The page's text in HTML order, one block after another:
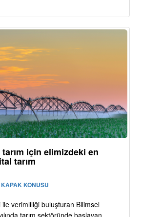
için elimizdeki en
tarım
KONUSU
ile verimliliği buluşturan Bilimsel
tarım sektöründe başlayan